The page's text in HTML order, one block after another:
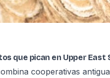
que pican en Upper East
cooperativas